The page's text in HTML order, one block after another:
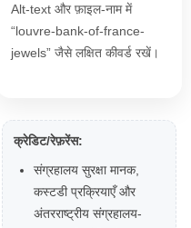
Alt-text और फ़ाइल-नाम में
“louvre-bank-of-france-
jewels” जैसे लक्षित कीवर्ड रखें।
क्रेडिट/रेफ़रेंस:
संग्रहालय सुरक्षा मानक,
कस्टडी प्रक्रियाएँ और
अंतरराष्ट्रीय संग्रहालय-